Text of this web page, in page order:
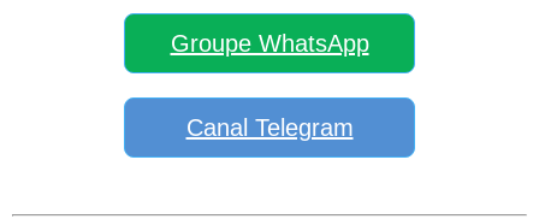
Groupe WhatsApp
Canal Telegram